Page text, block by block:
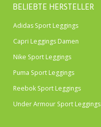
BELIEBTE HERSTELLER
Adidas Sport Leggings
Capri Leggings Damen
Nike Sport Leggings
Puma Sport Leggings
Reebok Sport Leggings
Under Armour Sport Leggings